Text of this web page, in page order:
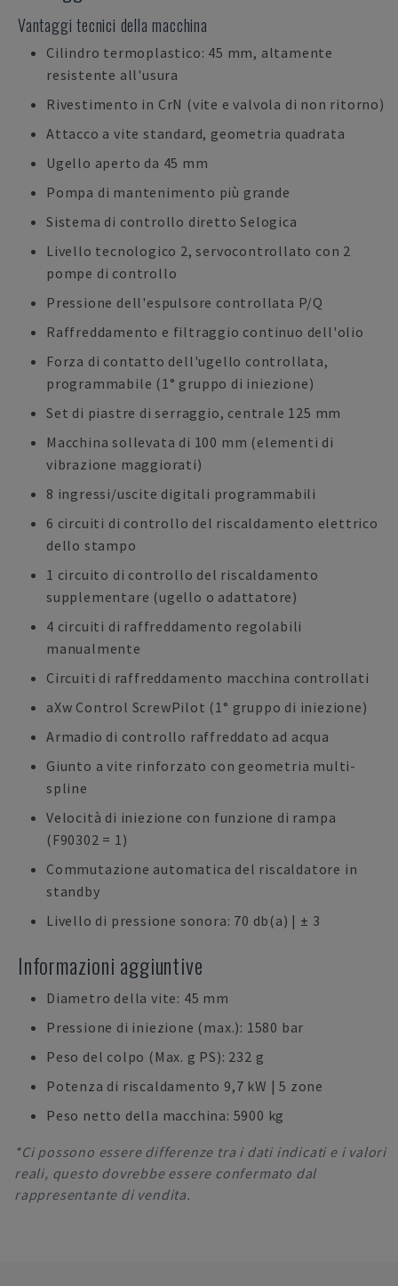
Vantaggi tecnici della macchina
Cilindro termoplastico: 45 mm, altamente
resistente all'usura
Rivestimento in CrN (vite e valvola di non ritorno)
Attacco a vite standard, geometria quadrata
Ugello aperto da 45 mm
Pompa di mantenimento più grande
Sistema di controllo diretto Selogica
Livello tecnologico 2, servocontrollato con 2
pompe di controllo
Pressione dell'espulsore controllata P/Q
Raffreddamento e filtraggio continuo dell'olio
Forza di contatto dell'ugello controllata,
programmabile (1° gruppo di iniezione)
Set di piastre di serraggio, centrale 125 mm
Macchina sollevata di 100 mm (elementi di
vibrazione maggiorati)
8 ingressi/uscite digitali programmabili
6 circuiti di controllo del riscaldamento elettrico
dello stampo
1 circuito di controllo del riscaldamento
supplementare (ugello o adattatore)
4 circuiti di raffreddamento regolabili
manualmente
Circuiti di raffreddamento macchina controllati
aXw Control ScrewPilot (1° gruppo di iniezione)
Armadio di controllo raffreddato ad acqua
Giunto a vite rinforzato con geometria multi-
spline
Velocità di iniezione con funzione di rampa
(F90302 = 1)
Commutazione automatica del riscaldatore in
standby
Livello di pressione sonora: 70 db(a) | ± 3
Informazioni aggiuntive
Diametro della vite: 45 mm
Pressione di iniezione (max.): 1580 bar
Peso del colpo (Max. g PS): 232 g
Potenza di riscaldamento 9,7 kW | 5 zone
Peso netto della macchina: 5900 kg
*Ci possono essere differenze tra i dati indicati e i valori
reali, questo dovrebbe essere confermato dal
rappresentante di vendita.